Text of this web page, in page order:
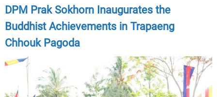
DPM Prak Sokhorn Inaugurates the
Buddhist Achievements in Trapaeng
Chhouk Pagoda